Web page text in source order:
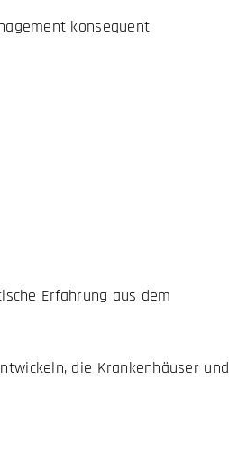
konsequent
Erfahrung aus dem
die Krankenhäuser und